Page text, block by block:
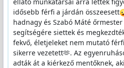
idősebb férfi a járdán összeesett
hadnagy és Szabó Máté
segítségére siettek és
fekvő, életjeleket nem mutató
sikerre vezetett🫶. Az
adták át a kiérkező mentőknek,